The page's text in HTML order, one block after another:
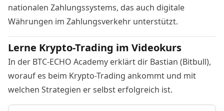
nationalen Zahlungssystems, das auch digitale
Währungen im Zahlungsverkehr unterstützt.
Lerne Krypto-Trading im Videokurs
In der BTC-ECHO Academy erklärt dir Bastian (Bitbull),
worauf es beim Krypto-Trading ankommt und mit
welchen Strategien er selbst erfolgreich ist.